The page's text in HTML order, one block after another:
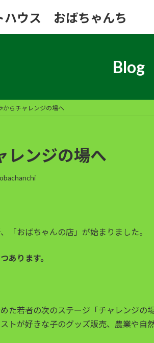
ウス おばちゃんち
Blog
からチャレンジの場へ
レンジの場へ
obachanchi
「おばちゃんの店」が始まりました。
あります。
た若者の次のステージ「チャレンジの
トが好きな子のグッズ販売、農業や自